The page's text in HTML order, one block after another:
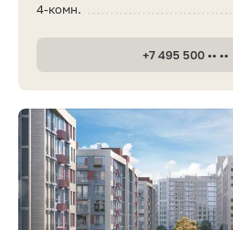
4-комн.
+7 495 500 •• ••